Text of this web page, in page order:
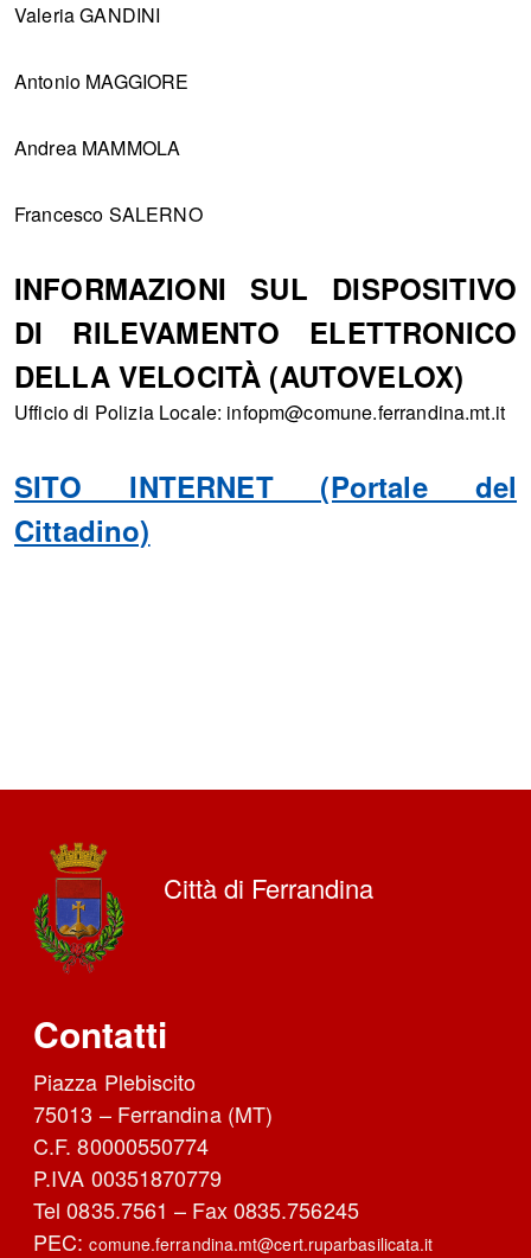
Valeria GANDINI
Antonio MAGGIORE
Andrea MAMMOLA
Francesco SALERNO
INFORMAZIONI SUL DISPOSITIVO
DI RILEVAMENTO ELETTRONICO
DELLA VELOCITÀ (AUTOVELOX)
Ufficio di Polizia Locale: infopm@comune.ferrandina.mt.it
SITO INTERNET (Portale del
Cittadino)
Città di Ferrandina
Contatti
Piazza Plebiscito
75013 – Ferrandina (MT)
C.F. 80000550774
P.IVA 00351870779
Tel 0835.7561 – Fax 0835.756245
PEC:comune.ferrandina.mt@cert.ruparbasilicata.it